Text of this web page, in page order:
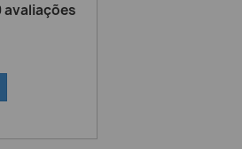
avaliações